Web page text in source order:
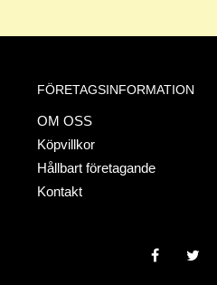
FÖRETAGSINFORMATION
OM OSS
Köpvillkor
Hållbart företagande
Kontakt